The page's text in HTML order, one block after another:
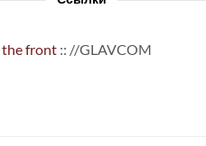
the front :: //GLAVCOM